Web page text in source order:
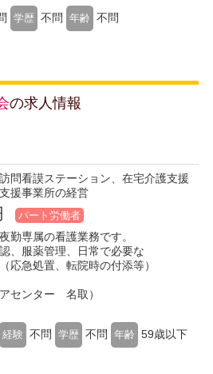
学歴 不問 年齢 不問
の求人情報
問看謨ステーション、在宅介護支援
援事業所の経営
パート労働者
勤専属の看護業務です。
、服薬管理、日常で必要な
応急処置、転院時の付添等）
センター 名取）
経験 不問 学歴 不問 年齢 59歳以下